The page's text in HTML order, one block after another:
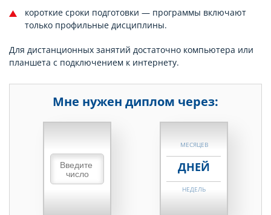
короткие сроки подготовки — программы включают
только профильные дисциплины.
Для дистанционных занятий достаточно компьютера или
планшета с подключением к интернету.
Мне нужен диплом через:
НЕДЕЛЬ
МЕСЯЦЕВ
ДНЕЙ
НЕДЕЛЬ